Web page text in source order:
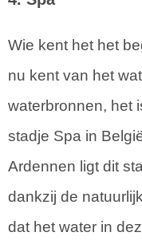
Wie kent het het
nu kent van het
waterbronnen, het
stadje Spa in
Ardennen ligt dit
dankzij de
dat het water in